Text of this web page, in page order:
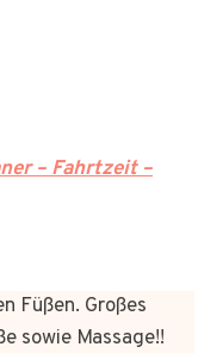
– Fahrtzeit –
Füßen. Großes
sowie Massage!!